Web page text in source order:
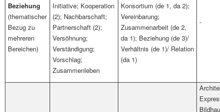
Beziehung
(thematischer
Bezug zu
mehreren
Bereichen)
Initiative; Kooperation
(2); Nachbarschaft;
Partnerschaft (2);
Versöhnung;
Verständigung;
Vorschlag;
Zusammenleben
Konsortium (de 1, da 2);
Vereinbarung;
Zusammenarbeit (de 2,
da 1); Beziehung (de 3)/
Verhältnis (de 1)/ Relation
(da 1)
-